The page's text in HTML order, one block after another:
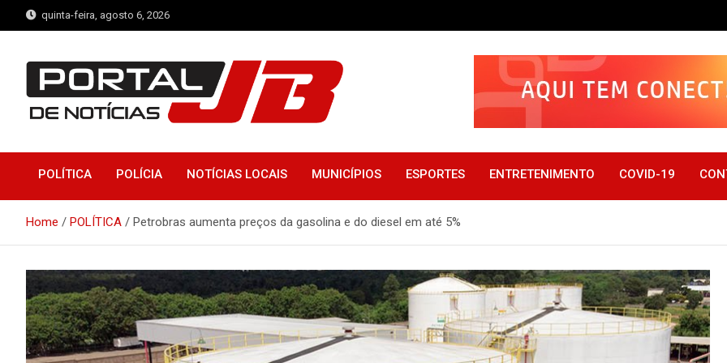
to
quinta-feira, agosto 6, 2026
Portal de Notícias JB
POLÍTICA POLÍCIA NOTÍCIAS LOCAIS MUNICÍPIOS ESPORTES ENTRETENIMENTO COVID-19
Home POLÍTICA Petrobras aumenta preços da gasolina e do diesel em até 5%